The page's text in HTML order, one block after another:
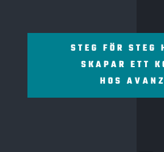
STEG FÖR STEG
SKAPAR ETT
HOS